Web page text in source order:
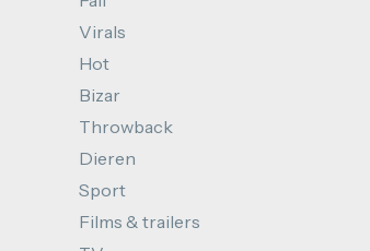
Virals
Hot
Bizar
Throwback
Dieren
Sport
Films & trailers